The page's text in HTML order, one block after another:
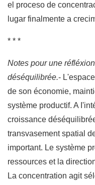
el proceso de
lugar finalmente a
* * *
Notes pour une
déséquilibrée.-
de son économie,
système productif. A
croissance
transvasement spatial
important. Le système
ressources et la
La concentration agit